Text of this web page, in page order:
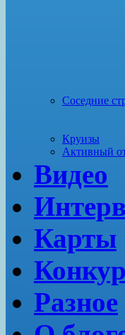
Соседние
Круизы
Активный
Видео
Карты
Разное